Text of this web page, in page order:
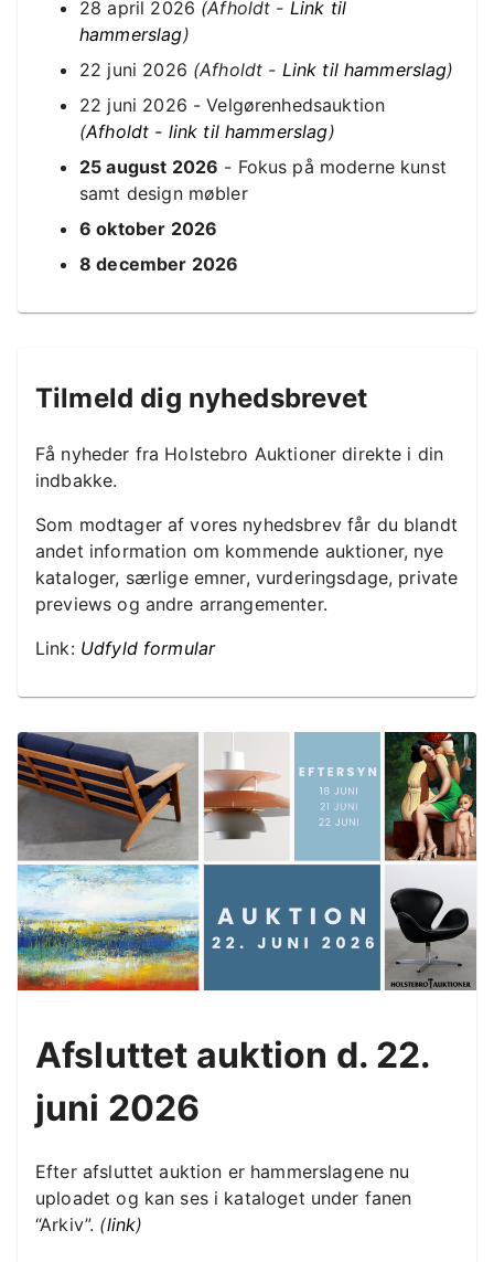
28 april 2026 (Afholdt - Link til
hammerslag)
22 juni 2026 (Afholdt - Link til hammerslag)
22 juni 2026 - Velgørenhedsauktion
(Afholdt - link til hammerslag)
25 august 2026 - Fokus på moderne kunst
samt design møbler
6 oktober 2026
8 december 2026
Tilmeld dig nyhedsbrevet
Få nyheder fra Holstebro Auktioner direkte i din
indbakke.
Som modtager af vores nyhedsbrev får du blandt
andet information om kommende auktioner, nye
kataloger, særlige emner, vurderingsdage, private
previews og andre arrangementer.
Link: Udfyld formular
Afsluttet auktion d. 22.
juni 2026
Efter afsluttet auktion er hammerslagene nu
uploadet og kan ses i kataloget under fanen
“Arkiv”. (link)